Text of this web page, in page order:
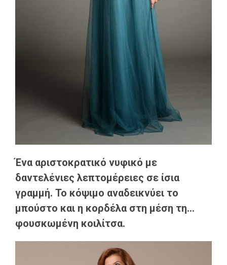
Ένα αριστοκρατικό νυφικό με
δαντελένιες λεπτομέρειες σε ίσια
γραμμή. Το κόψιμο αναδεικνύει το
μπούστο και η κορδέλα στη μέση τη...
φουσκωμένη κοιλίτσα.